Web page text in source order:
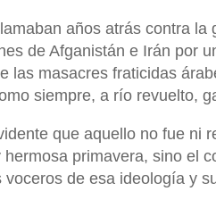
años atrás contra la
de Afganistán e Irán por
las masacres fraticidas
siempre, a río revuelto,
que aquello no fue ni
primavera, sino el
de esa ideología y